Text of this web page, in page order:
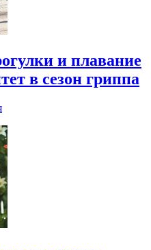
и плавание
в сезон гриппа